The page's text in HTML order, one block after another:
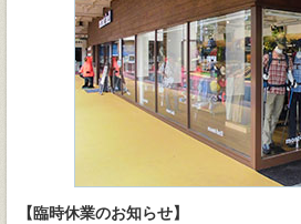
【臨時休業のお知らせ】